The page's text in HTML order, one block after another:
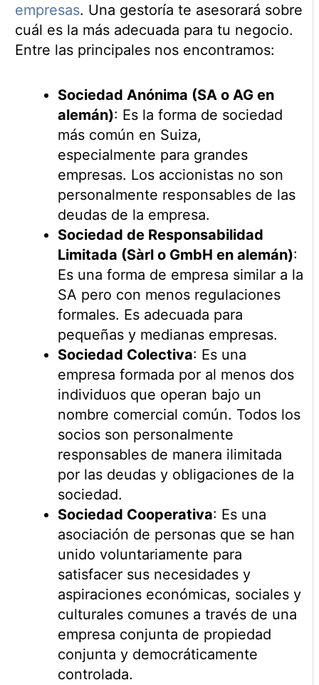
empresas. Una gestoría te asesorará sobre
cuál es la más adecuada para tu negocio.
Entre las principales nos encontramos:
Sociedad Anónima (SA o AG en
alemán): Es la forma de sociedad
más común en Suiza,
especialmente para grandes
empresas. Los accionistas no son
personalmente responsables de las
deudas de la empresa.
Sociedad de Responsabilidad
Limitada (Sàrl o GmbH en alemán):
Es una forma de empresa similar a la
SA pero con menos regulaciones
formales. Es adecuada para
pequeñas y medianas empresas.
Sociedad Colectiva: Es una
empresa formada por al menos dos
individuos que operan bajo un
nombre comercial común. Todos los
socios son personalmente
responsables de manera ilimitada
por las deudas y obligaciones de la
sociedad.
Sociedad Cooperativa: Es una
asociación de personas que se han
unido voluntariamente para
satisfacer sus necesidades y
aspiraciones económicas, sociales y
culturales comunes a través de una
empresa conjunta de propiedad
conjunta y democráticamente
controlada.